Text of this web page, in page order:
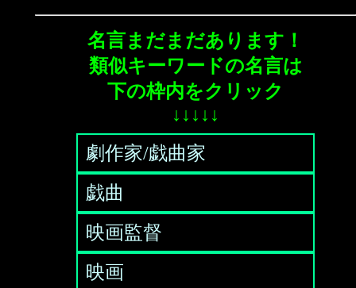
名言まだまだあります！
類似キーワードの名言は
下の枠内をクリック
↓↓↓↓↓
劇作家/戯曲家
戯曲
映画監督
映画